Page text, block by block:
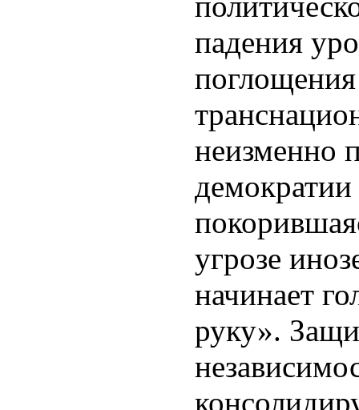
падения
неизменно
демократии
угрозе
начинает
руку».